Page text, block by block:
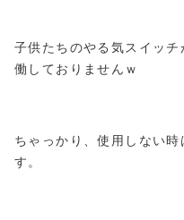
子供たちのやる気スイッ
働しておりませんｗ
ちゃっかり、使用しない
す。